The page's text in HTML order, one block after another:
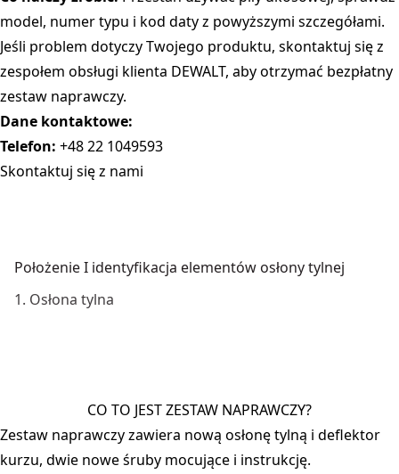
model, numer typu i kod daty z powyższymi szczegółami.
Jeśli problem dotyczy Twojego produktu, skontaktuj się z
zespołem obsługi klienta DEWALT, aby otrzymać bezpłatny
zestaw naprawczy.
Dane kontaktowe:
Telefon: +48 22 1049593
Skontaktuj się z nami
Położenie I identyfikacja elementów osłony tylnej
1. Osłona tylna
CO TO JEST ZESTAW NAPRAWCZY?
Zestaw naprawczy zawiera nową osłonę tylną i deflektor
kurzu, dwie nowe śruby mocujące i instrukcję.